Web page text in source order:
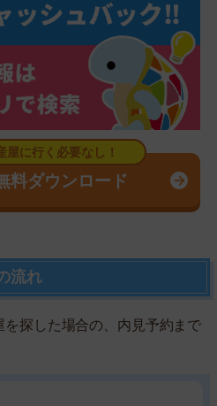
料ダウンロード
流れ
を探した場合の、内見予約まで